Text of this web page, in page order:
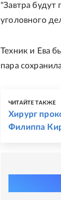
"Завтра будут
уголовного
Техник и Ева
пара
ЧИТАЙТЕ ТАКЖЕ
Хирург
Филиппа